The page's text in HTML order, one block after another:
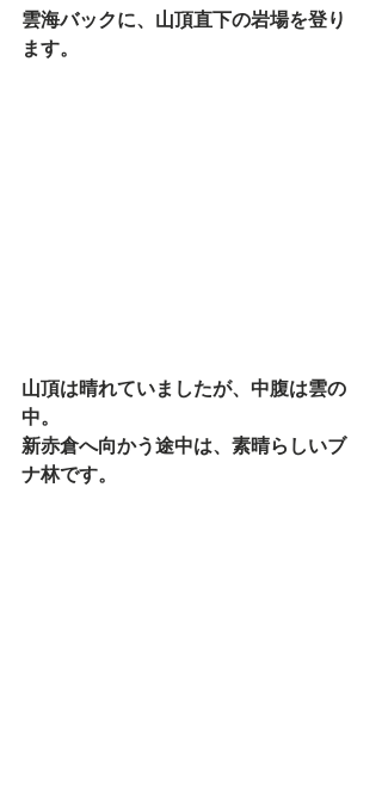
雲海バックに、山頂直下の岩場を登り
ます。
山頂は晴れていましたが、中腹は雲の
中。
新赤倉へ向かう途中は、素晴らしいブ
ナ林です。